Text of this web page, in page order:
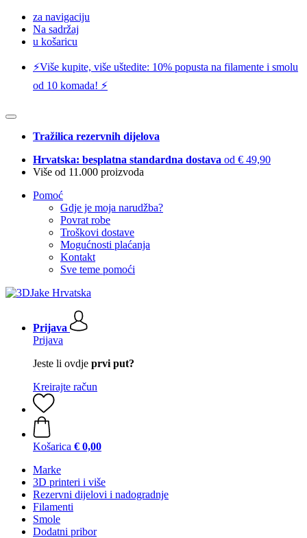
za navigaciju
Na sadržaj
u košaricu
⚡️Više kupite, više uštedite: 10% popusta na filamente i smolu
od 10 komada! ⚡️
Tražilica rezervnih dijelova
Hrvatska: besplatna standardna dostava od € 49,90
Više od 11.000 proizvoda
Pomoć
Gdje je moja narudžba?
Povrat robe
Troškovi dostave
Mogućnosti plaćanja
Kontakt
Sve teme pomoći
Prijava
Prijava
Jeste li ovdje prvi put?
Kreirajte račun
Košarica € 0,00
Marke
3D printeri i više
Rezervni dijelovi i nadogradnje
Filamenti
Smole
Dodatni pribor